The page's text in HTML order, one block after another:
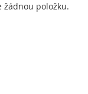
žádnou položku.